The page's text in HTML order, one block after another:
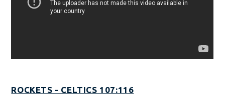
ROCKETS - CELTICS 107:116